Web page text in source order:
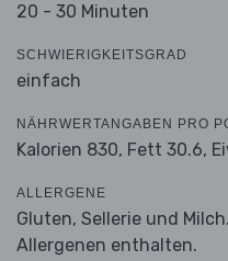
20 - 30 Minuten
SCHWIERIGKEITSGRAD
einfach
NÄHRWERTANGABEN PRO
Kalorien 830, Fett 30.6,
ALLERGENE
Gluten, Sellerie und
Allergenen enthalten.